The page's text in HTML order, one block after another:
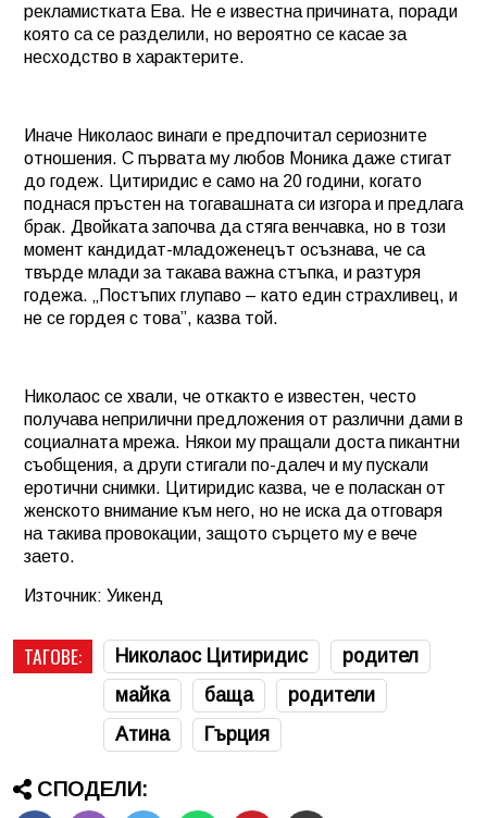
рекламистката Ева. Не е известна причината, поради
която са се разделили, но вероятно се касае за
несходство в характерите.
Иначе Николаос винаги е предпочитал сериозните
отношения. С първата му любов Моника даже стигат
до годеж. Цитиридис е само на 20 години, когато
поднася пръстен на тогавашната си изгора и предлага
брак. Двойката започва да стяга венчавка, но в този
момент кандидат-младоженецът осъзнава, че са
твърде млади за такава важна стъпка, и разтуря
годежа. „Постъпих глупаво – като един страхливец, и
не се гордея с това”, казва той.
Николаос се хвали, че откакто е известен, често
получава неприлични предложения от различни дами в
социалната мрежа. Някои му пращали доста пикантни
съобщения, а други стигали по-далеч и му пускали
еротични снимки. Цитиридис казва, че е поласкан от
женското внимание към него, но не иска да отговаря
на такива провокации, защото сърцето му е вече
заето.
Източник: Уикенд
ТАГОВЕ: Николаос Цитиридис
родител
майка
баща
родители
Атина
Гърция
СПОДЕЛИ: